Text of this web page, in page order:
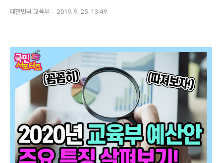
대한민국 교육부 2019. 9. 25. 13:49